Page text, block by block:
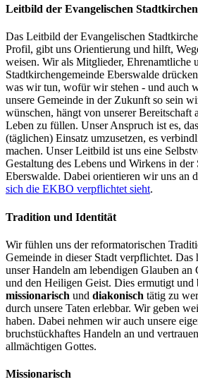
Leitbild der Evangelischen
Das Leitbild der Evangelischen
Profil, gibt uns Orientierung und hilft,
weisen. Wir als Mitglieder, Ehrenamtliche
Stadtkirchengemeinde Eberswalde
was wir tun, wofür wir stehen - und auch
unsere Gemeinde in der Zukunft so sein
wünschen, hängt von unserer Bereitschaft
Leben zu füllen. Unser Anspruch ist es,
(täglichen) Einsatz umzusetzen, es
machen. Unser Leitbild ist uns eine
Gestaltung des Lebens und Wirkens in der
Eberswalde. Dabei orientieren wir uns an
sich die EKBO verpflichtet sieht.
Tradition und Identität
Wir fühlen uns der reformatorischen
Gemeinde in dieser Stadt verpflichtet.
unser Handeln am lebendigen Glauben an
und den Heiligen Geist. Dies ermutigt und
missionarisch und diakonisch tätig zu
durch unsere Taten erlebbar. Wir geben
haben. Dabei nehmen wir auch unsere
bruchstückhaftes Handeln an und
allmächtigen Gottes.
Missionarisch